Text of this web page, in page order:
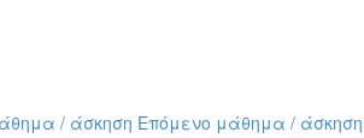
/ άσκηση Επόμενο μάθημα / άσκηση